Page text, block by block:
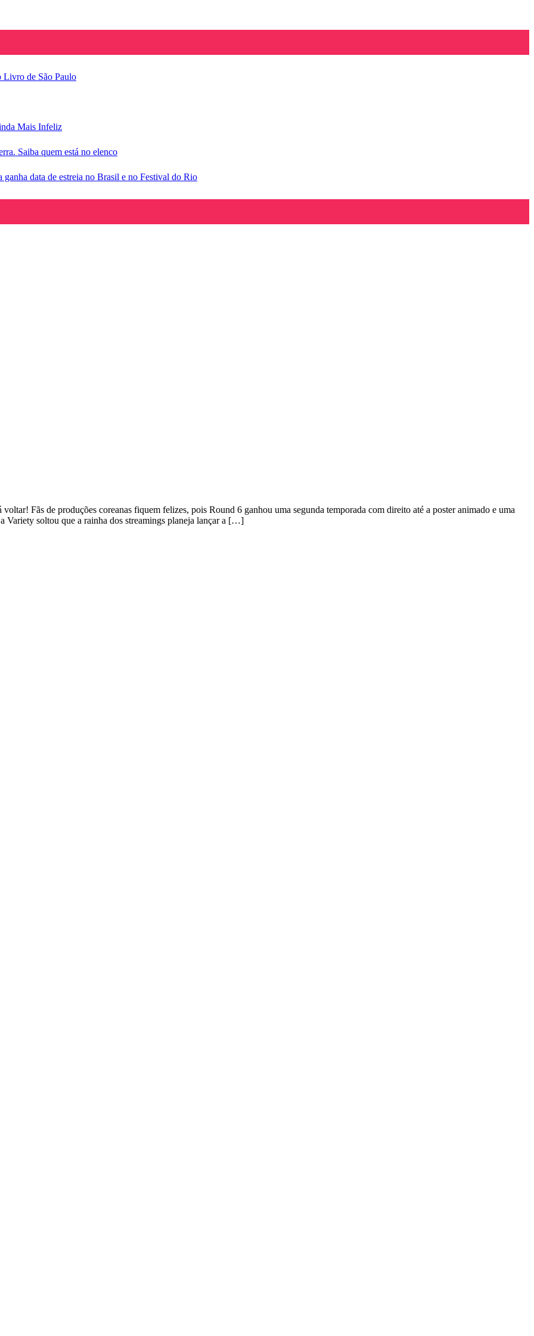
Livro de São Paulo
Mais Infeliz
Saiba quem está no elenco
data de estreia no Brasil e no Festival do Rio
Fãs de produções coreanas fiquem felizes, pois Round 6 ganhou uma segunda temporada com direito até a poster animado e uma
soltou que a rainha dos streamings planeja lançar a […]